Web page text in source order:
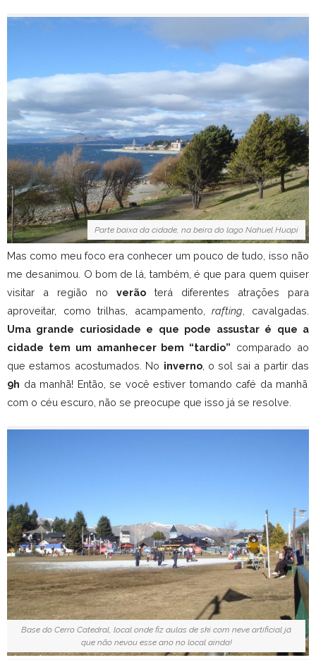
Parte baixa da cidade, na beira do lago Nahuel Huapi
Mas como meu foco era conhecer um pouco de tudo, isso não
me desanimou. O bom de lá, também, é que para quem quiser
visitar a região no verãoterá diferentes atrações para
aproveitar, como trilhas, acampamento,rafting , cavalgadas.
Uma grande curiosidade e que pode assustar é que a
cidade tem um amanhecer bem “tardio” comparado ao
que estamos acostumados. No inverno, o sol sai a partir das
9h da manhã! Então, se você estiver tomando café da manhã
com o céu escuro, não se preocupe que isso já se resolve.
Base do Cerro Catedral, local onde fiz aulas de ski com neve artificial já
que não nevou esse ano no local ainda!